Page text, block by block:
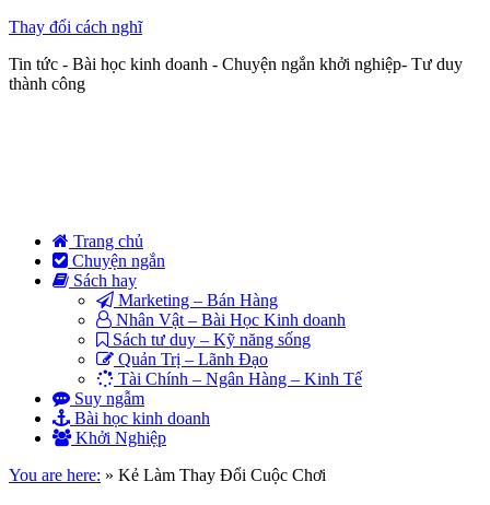
Thay đổi cách nghĩ
Tin tức - Bài học kinh doanh - Chuyện ngắn khởi nghiệp- Tư duy
thành công
Trang chủ
Chuyện ngắn
Sách hay
Marketing – Bán Hàng
Nhân Vật – Bài Học Kinh doanh
Sách tư duy – Kỹ năng sống
Quản Trị – Lãnh Đạo
Tài Chính – Ngân Hàng – Kinh Tế
Suy ngẫm
Bài học kinh doanh
Khởi Nghiệp
You are here: » Kẻ Làm Thay Đổi Cuộc Chơi